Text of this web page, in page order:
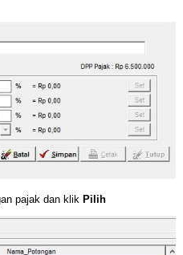
pajak dan klik Pilih